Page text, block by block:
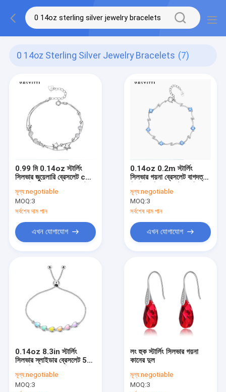
0 14oz Sterling Silver Jewelry Bracelets (7)
0.99 মি 0.14oz স্টার্লিং
সিলভার জুয়েলারি ব্রেসলেট cZ
মূল্য:negotiable
MOQ:3
সর্বশেষ দাম পান
এখন যোগাযোগ
0.14oz 0.2m স্টার্লিং
সিলভার গয়না ব্রেসলেট বাগদত্তা
মূল্য:negotiable
MOQ:3
সর্বশেষ দাম পান
এখন যোগাযোগ
0.14oz 8.3in স্টার্লিং
সিলভার স্লাইডার ব্রেসলেট 5A
ব্রেসলেট
মূল্য:negotiable
MOQ:3
লং হুক স্টার্লিং সিলভার গয়না
কানের দুল
মূল্য:negotiable
MOQ:3